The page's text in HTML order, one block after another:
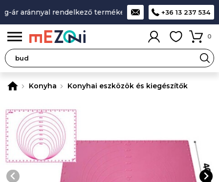
ár aránnyal rendelkező termékek A legjobb design-
+36 13 237 534
0
Konyha Konyhai eszközök és kiegészítők